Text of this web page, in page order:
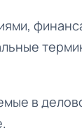
в